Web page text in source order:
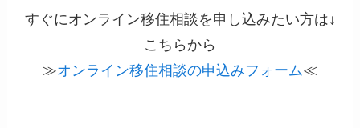
すぐにオンライン移住相談を申し込みたい方は↓
こちらから
≫オンライン移住相談の申込みフォーム≪